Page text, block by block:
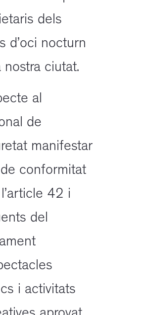
dels
d’oci nocturn
nostra ciutat.
al
de
manifestar
conformitat
42 i
del
i activitats